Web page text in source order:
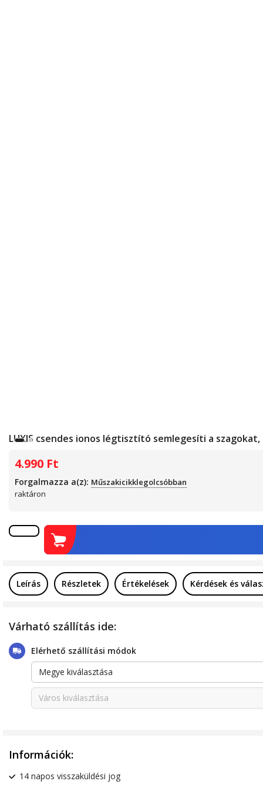
LUXIS csendes ionos légtisztító semlegesíti a
Várható szállítás ide:
Elérhető szállítási módok
Megye kiválasztása
Város kiválasztása
Információk:
14 napos visszaküldési jog
4.990 Ft
Forgalmazza a(z): Műszakicikklegolcsóbban
raktáron
Leírás Részletek Értékelések Kérdések és